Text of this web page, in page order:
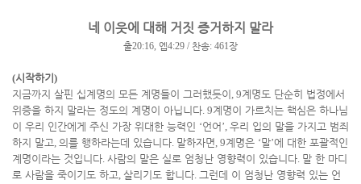
네 이웃에 대해 거짓 증거하지 말라
출20:16, 엡4:29 / 찬송: 461장
(시작하기 )
지금까지 살핀 십계명의 모든 계명들이 그러했듯이 , 9계명도 단순히 법정에서
위증을 하지 말라는 정도의 계명이 아닙니다. 9계명이 가르치는 핵심은 하나님
이 우리 인간에게 주신 가장 위대한 능력인 ‘언어 ’, 우리 입의 말을 가지고 범죄
하지 말고, 의를 행하라는데 있습니다. 말하자면, 9계명은 ‘말’에 대한 포괄적인
계명이라는 것입니다. 사람의 말은 실로 엄청난 영향력이 있습니다. 말 한 마디
로 사람을 죽이기도 하고, 살리기도 합니다. 그런데 이 엄청난 영향력 있는 언